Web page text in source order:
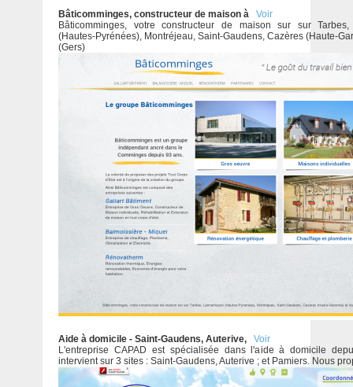
Bâticomminges, constructeur de maison à
Voir
Bâticomminges, votre constructeur de maison sur sur Tarbes,
(Hautes-Pyrénées), Montréjeau, Saint-Gaudens, Cazères (Haute-
(Gers)
Aide à domicile - Saint-Gaudens, Auterive,
Voir
L'entreprise CAPAD est spécialisée dans l'aide à domicile
intervient sur 3 sites : Saint-Gaudens, Auterive ; et Pamiers. Nous